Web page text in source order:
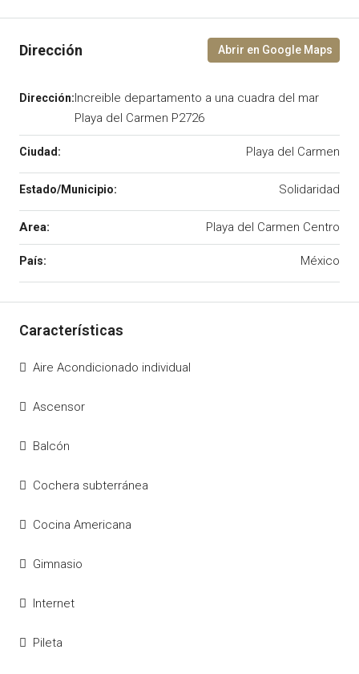
Increible departamento a una cuadra del mar
Playa del Carmen P2726
Playa del Carmen
Solidaridad
Area: Playa del Carmen Centro
México
Aire Acondicionado individual
Ascensor
Balcón
Cochera subterránea
Cocina Americana
Gimnasio
Internet
Pileta